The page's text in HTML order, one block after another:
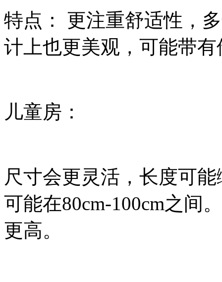
特点： 更注重舒适性，
计上也更美观，可能带
儿童房：
尺寸会更灵活，长度可
可能在80cm-100cm之间
更高。